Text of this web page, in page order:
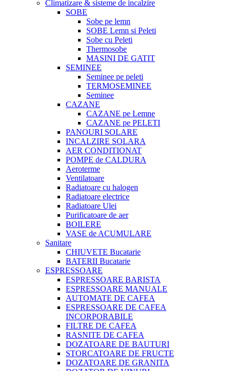
Climatizare & sisteme de incalzire
SOBE
Sobe pe lemn
SOBE Lemn si Peleti
Sobe cu Peleti
Thermosobe
MASINI DE GATIT
SEMINEE
Seminee pe peleti
TERMOSEMINEE
Seminee
CAZANE
CAZANE pe Lemne
CAZANE pe PELETI
PANOURI SOLARE
INCALZIRE SOLARA
AER CONDITIONAT
POMPE de CALDURA
Aeroterme
Ventilatoare
Radiatoare cu halogen
Radiatoare electrice
Radiatoare Ulei
Purificatoare de aer
BOILERE
VASE de ACUMULARE
Sanitare
CHIUVETE Bucatarie
BATERII Bucatarie
ESPRESSOARE
ESPRESSOARE BARISTA
ESPRESSOARE MANUALE
AUTOMATE DE CAFEA
ESPRESSOARE DE CAFEA
INCORPORABILE
FILTRE DE CAFEA
RASNITE DE CAFEA
DOZATOARE DE BAUTURI
STORCATOARE DE FRUCTE
DOZATOARE DE GRANITA